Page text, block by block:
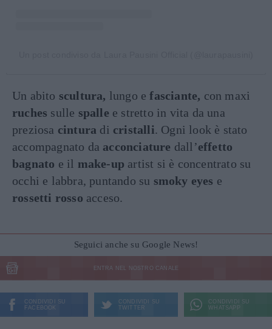
Un abito scultura, lungo efasciante, con maxi
ruches sulle spalle e stretto in vita da una
preziosa cintura di cristalli. Ogni look è stato
accompagnato da acconciature dall’effetto
bagnato e il make-up artist si è concentrato su
occhi e labbra, puntando su smoky eyes e
rossetti rosso acceso.
Seguici anche su Google News!
ENTRA NEL NOSTRO CANALE
CONDIVIDI SU
FACEBOOK
CONDIVIDI SU
TWITTER
CONDIVIDI SU
WHATSAPP